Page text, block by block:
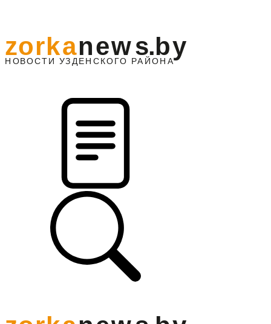
НО ВОСТИ УЗДЕНС КО ГО РАЙОНА
zorkanews.by